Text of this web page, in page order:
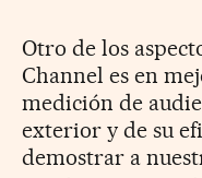
Otro de los
Channel es en
medición de
exterior y de su
demostrar a